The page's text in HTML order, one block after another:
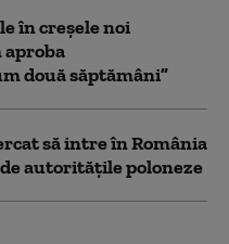
în creșele noi
aproba
două săptămâni”
să intre în România
autorităţile poloneze